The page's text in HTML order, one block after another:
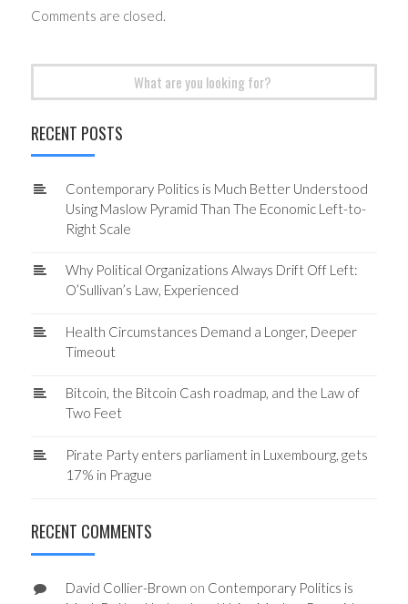
Comments are closed.
RECENT POSTS
Contemporary Politics is Much Better Understood
Using Maslow Pyramid Than The Economic Left-to-
Right Scale
Why Political Organizations Always Drift Off Left:
O’Sullivan’s Law, Experienced
Health Circumstances Demand a Longer, Deeper
Timeout
Bitcoin, the Bitcoin Cash roadmap, and the Law of
Two Feet
Pirate Party enters parliament in Luxembourg, gets
17% in Prague
RECENT COMMENTS
David Collier-Brown on Contemporary Politics is